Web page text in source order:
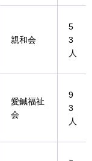
親和会
5
3
人
愛鍼福祉
会
9
3
人